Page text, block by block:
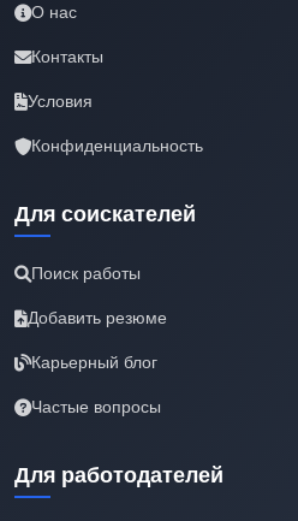
О нас
Контакты
Условия
Конфиденциальность
Для соискателей
Поиск работы
Добавить резюме
Карьерный блог
Частые вопросы
Для работодателей